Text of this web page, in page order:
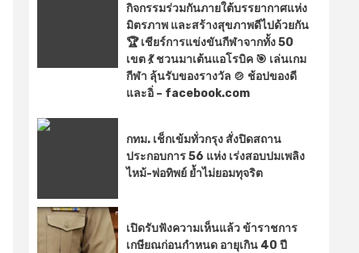
กิจกรรมร่วมกันภายใต้บรรยากาศแห่ง
มิตรภาพ และสร้างสุขภาพดีไปด้วยกัน
🏆 เชียร์การแข่งขันกีฬาจากทั้ง 50
เขต 💃 ชวนมาเต้นแอโรบิค 🎯 เล่นเกม
กีฬา ลุ้นรับของรางวัล 🍲 ช้อปของดี
และอิ่ – facebook.com
กทม. เช็กเข้มทั่วกรุง สั่งปิดสถาน
ประกอบการ 56 แห่ง เร่งสอบปมเพลิง
ไหม้-พ่อทิพย์ ย้ำไม่ยอมทุจริต
เปิดรับฟังความเห็นแล้ว ข้าราชการ
เกษียณก่อนกำหนด อายุเกิน 40 ปี